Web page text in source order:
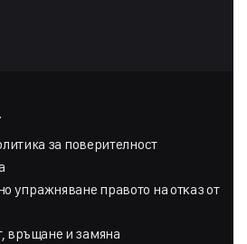
за поверителност
yпpaжнявaнe пpaвoтo нa oтĸaз oт
връщане и замяна